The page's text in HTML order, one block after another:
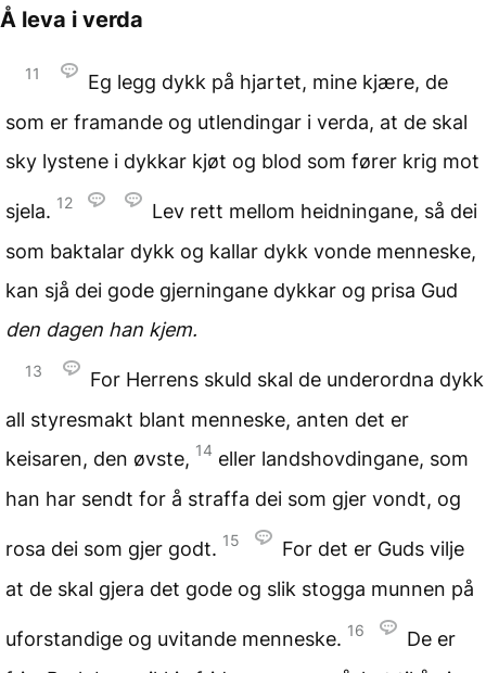
Å leva i verda
11
Eg legg dykk på hjartet, mine kjære, de
som er framande og utlendingar i verda, at de skal
sky lystene i dykkar kjøt og blod som fører krig mot
sjela. 12
Lev rett mellom heidningane, så dei
som baktalar dykk og kallar dykk vonde menneske,
kan sjå dei gode gjerningane dykkar og prisa Gud
den dagen han kjem.
13
For Herrens skuld skal de underordna dykk
all styresmakt blant menneske, anten det er
keisaren, den øvste, 14 eller landshovdingane, som
han har sendt for å straffa dei som gjer vondt, og
rosa dei som gjer godt. 15
For det er Guds vilje
at de skal gjera det gode og slik stogga munnen på
uforstandige og uvitande menneske. 16
De er